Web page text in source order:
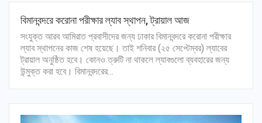
বিমানবন্দরে করোনা পরীক্ষার ল্যাব স্থাপন, ট্রায়াল আজ
সংযুক্ত আরব আমিরাত প্রবাসীদের জন্য ঢাকার বিমানবন্দরে করোনা পরীক্ষার
ল্যাব স্থাপনের কাজ শেষ হয়েছে। তাই শনিবার (২৫ সেপ্টেম্বর) ল্যাবের
ট্রায়াল অনুষ্ঠিত হবে। কোনও ত্রুটি না থাকলে ল্যাবগুলো ব্যবহারের জন্য
উন্মুক্ত করা হবে। বিমানবন্দরের…